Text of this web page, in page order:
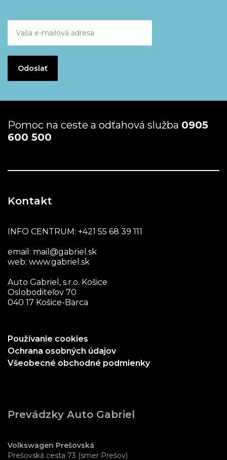
Pomoc na ceste a odťahová služba 0905
600 500
Kontakt
INFO CENTRUM: +421 55 68 39 111
email: mail@gabriel.sk
web: www.gabriel.sk
Auto Gabriel, s.r.o. Košice
Osloboditeľov 70
040 17 Košice-Barca
Používanie cookies
Ochrana osobných údajov
Všeobecné obchodné podmienky
Prevádzky Auto Gabriel
Volkswagen Prešovská
Prešovská cesta 73 (smer Prešov)